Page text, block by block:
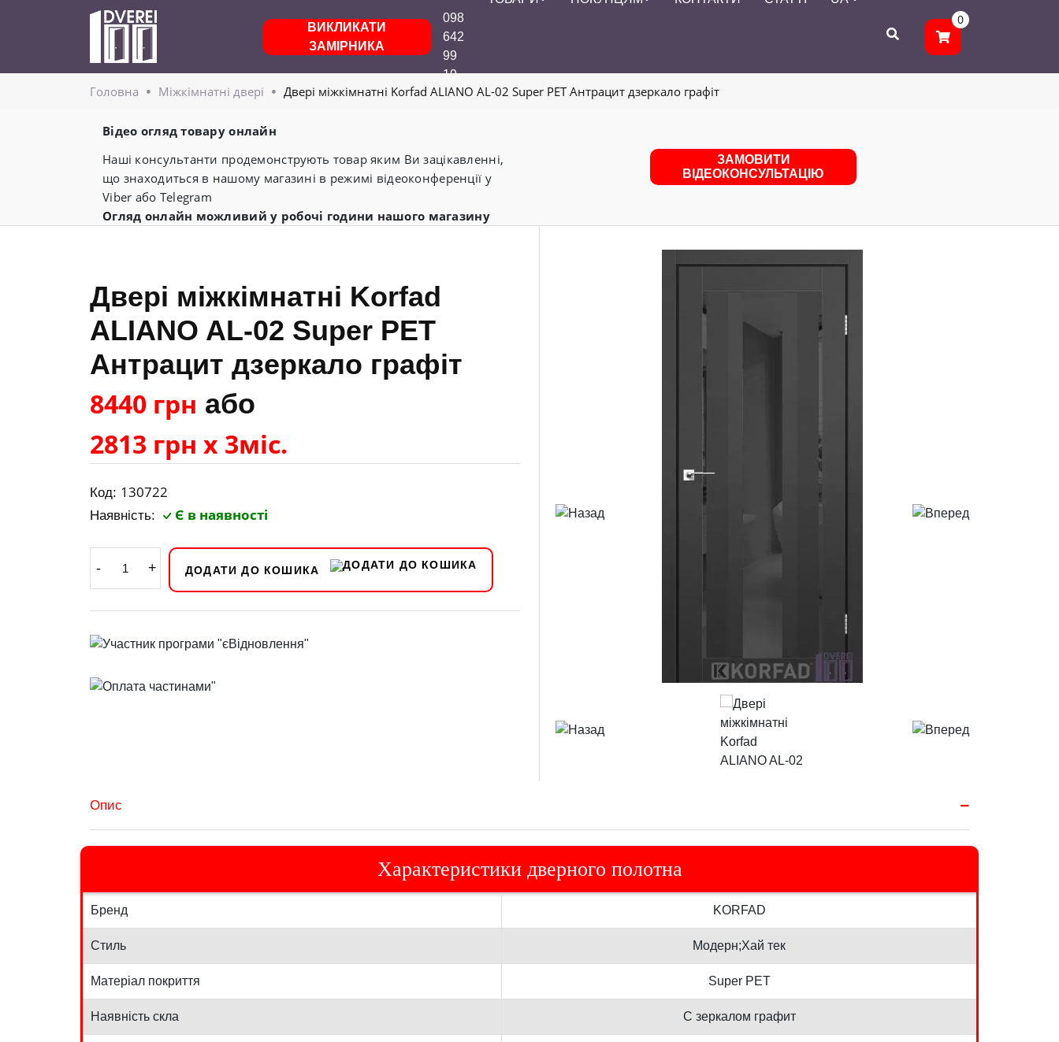
ВИКЛИКАТИ
ЗАМІРНИКА
098
642
99
19
0
Головнa Міжкімнатні двері Двері міжкімнатні Korfad ALIANO AL-02 Super PET Антрацит дзеркало графіт
Відео огляд товару онлайн
Наші консультанти продемонструють товар яким Ви зацікавленні,
що знаходиться в нашому магазині в режимі відеоконференції у
Viber або Telegram
Огляд онлайн можливий у робочі години нашого магазину
ЗАМОВИТИ
ВІДЕОКОНСУЛЬТАЦІЮ
Двері міжкімнатні Korfad
ALIANO AL-02 Super PET
Антрацит дзеркало графіт
8440 грн або
2813 грн х 3міс.
Код: 130722
Наявність: Є в наявності
- + ДОДАТИ ДО КОШИКА
Опис
Характеристики дверного полотна
Бренд KORFAD
Стиль Модерн;Хай тек
Матеріал покриття Super PET
Наявність скла С зеркалом графит